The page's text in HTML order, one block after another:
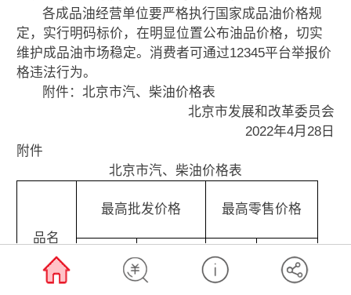
各成品油经营单位要严格执行国家成品油价格规
定，实行明码标价，在明显位置公布油品价格，切实
维护成品油市场稳定。消费者可通过12345平台举报价
格违法行为。
附件：北京市汽、柴油价格表
北京市发展和改革委员会
2022年4月28日
附件
北京市汽、柴油价格表
品名
最高批发价格 最高零售价格
配送制
元/吨 元/升